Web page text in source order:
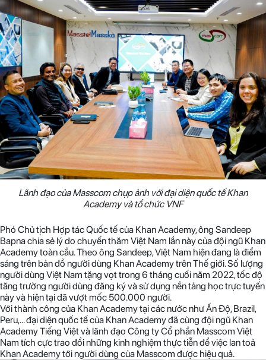
Lãnh đạo của Masscom chụp ảnh với đại diện quốc tế Khan
Academy và tổ chức VNF
Phó Chủ tịch Hợp tác Quốc tế của Khan Academy, ông Sandeep
Bapna chia sẻ lý do chuyến thăm Việt Nam lần này của đội ngũ Khan
Academy toàn cầu. Theo ông Sandeep, Việt Nam hiện đang là điểm
sáng trên bản đồ người dùng Khan Academy trên Thế giới. Số lượng
người dùng Việt Nam tặng vọt trong 6 tháng cuối năm 2022, tốc độ
tăng trưởng người dùng đăng ký và sử dụng nền tảng học trực tuyến
này và hiện tại đã vượt mốc 500.000 người.
Với thành công của Khan Academy tại các nước như Ấn Độ, Brazil,
Peru,… đại diện quốc tế của Khan Academy đã cùng đội ngũ Khan
Academy Tiếng Việt và lãnh đạo Công ty Cổ phần Masscom Việt
Nam tích cực trao đổi những kinh nghiệm thực tiễn để việc lan toả
Khan Academy tới người dùng của Masscom được hiệu quả.